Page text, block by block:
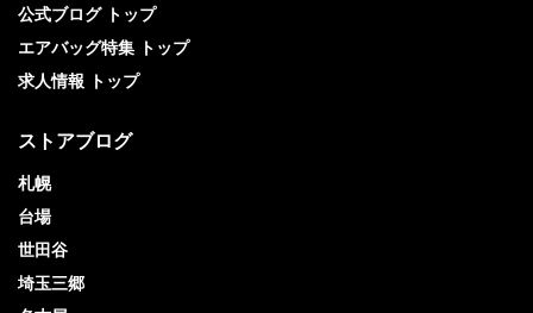
公式ブログ トップ
エアバッグ特集 トップ
求人情報 トップ
ストアブログ
札幌
台場
世田谷
埼玉三郷